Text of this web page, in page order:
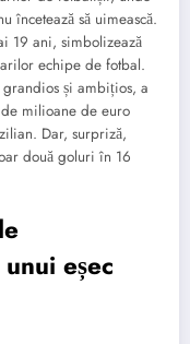
încetează să uimească.
19 ani, simbolizează
echipe de fotbal.
și ambițios, a
milioane de euro
Dar, surpriză,
două goluri în 16
eșec